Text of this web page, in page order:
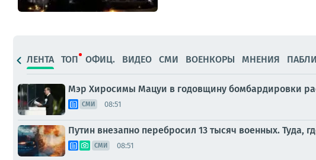
ЛЕНТА ТОП ОФИЦ. ВИДЕО СМИ ВОЕНКОРЫ МНЕНИЯ
Мэр Хиросимы Мацуи в годовщину бомбардировки
СМИ 08:51
Путин внезапно перебросил 13 тысяч военных. Туда,
СМИ 08:51